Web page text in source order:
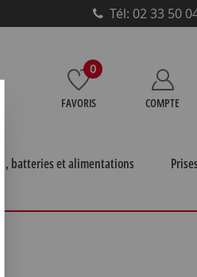
Tél: 02 33 50
0
FAVORIS COMPTE
batteries et alimentations